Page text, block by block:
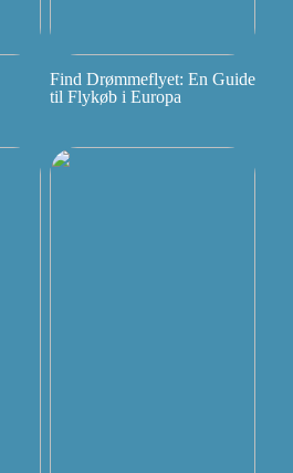
Find Drømmeflyet: En Guide
til Flykøb i Europa